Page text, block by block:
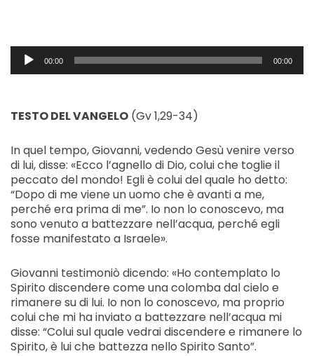
Audio
Player00:00 00:00
TESTO DEL VANGELO (Gv 1,29-34)
In quel tempo, Giovanni, vedendo Gesù venire verso
di lui, disse: «Ecco l’agnello di Dio, colui che toglie il
peccato del mondo! Egli è colui del quale ho detto:
“Dopo di me viene un uomo che è avanti a me,
perché era prima di me”. Io non lo conoscevo, ma
sono venuto a battezzare nell’acqua, perché egli
fosse manifestato a Israele».
Giovanni testimoniò dicendo: «Ho contemplato lo
Spirito discendere come una colomba dal cielo e
rimanere su di lui. Io non lo conoscevo, ma proprio
colui che mi ha inviato a battezzare nell’acqua mi
disse: “Colui sul quale vedrai discendere e rimanere lo
Spirito, è lui che battezza nello Spirito Santo”.